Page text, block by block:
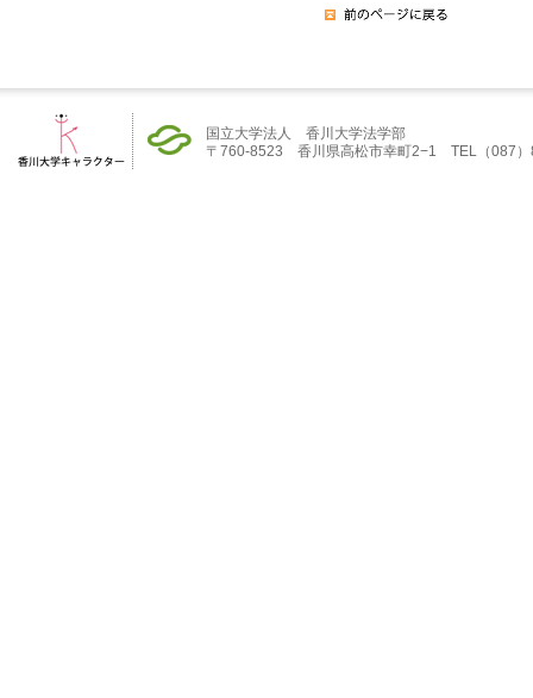
国立大学法人 香川大学法学部
〒760-8523 香川県高松市幸町2−1 TEL（087）